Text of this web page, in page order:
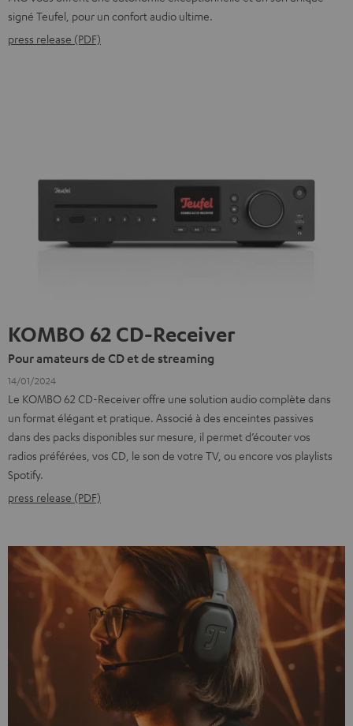
signé Teufel, pour un confort audio ultime.
press release (PDF)
KOMBO 62 CD-Receiver
Pour amateurs de CD et de streaming
14/01/2024
Le KOMBO 62 CD-Receiver offre une solution audio complète dans
un format élégant et pratique. Associé à des enceintes passives
dans des packs disponibles sur mesure, il permet d’écouter vos
radios préférées, vos CD, le son de votre TV, ou encore vos playlists
Spotify.
press release (PDF)